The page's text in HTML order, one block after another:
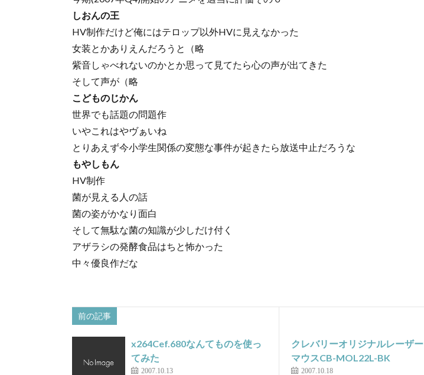
しおんの王
HV制作だけど俺にはテロップ以外HVに見えなかった
女装とかありえんだろうと（略
紫音しゃべれないのかとか思って見てたら心の声が出てきた
そして声が（略
こどものじかん
世界でも話題の問題作
いやこれはやヴぁいね
とりあえず今小学生関係の変態な事件が起きたら放送中止だろうな
もやしもん
HV制作
菌が見える人の話
菌の姿がかなり面白
そして無駄な菌の知識が少しだけ付く
アザラシの発酵食品はちと怖かった
中々優良作だな
前の記事
x264Cef.680なんてものを使っ
てみた
2007.10.13
クレバリーオリジナルレーザー
マウスCB-MOL22L-BK
2007.10.18